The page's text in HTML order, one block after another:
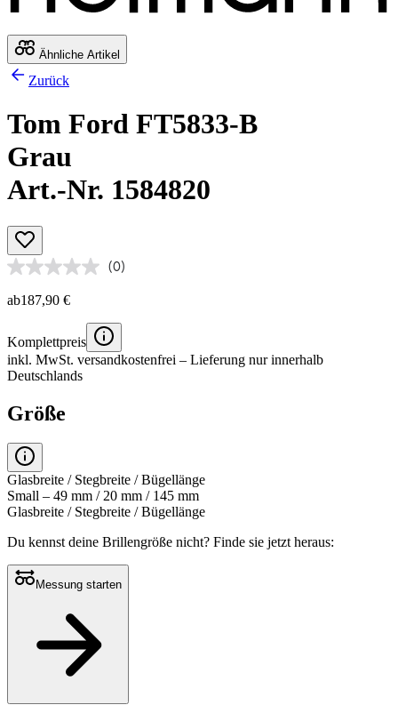
Ähnliche Artikel
Zurück
Tom Ford FT5833-B
Grau
Art.-Nr. 1584820
(0)
ab187,90 €
Komplettpreis
inkl. MwSt. versandkostenfrei – Lieferung nur innerhalb
Deutschlands
Größe
Glasbreite / Stegbreite / Bügellänge
Small – 49 mm / 20 mm / 145 mm
Glasbreite / Stegbreite / Bügellänge
Du kennst deine Brillengröße nicht? Finde sie jetzt heraus:
Messung starten